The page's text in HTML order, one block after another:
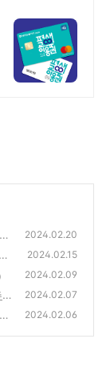
2024.02.20
2024.02.15
2024.02.09
2024.02.07
2024.02.06